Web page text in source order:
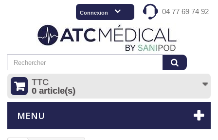
04 77 69 74 92
Connexion
TTC
0 article(s)
MENU